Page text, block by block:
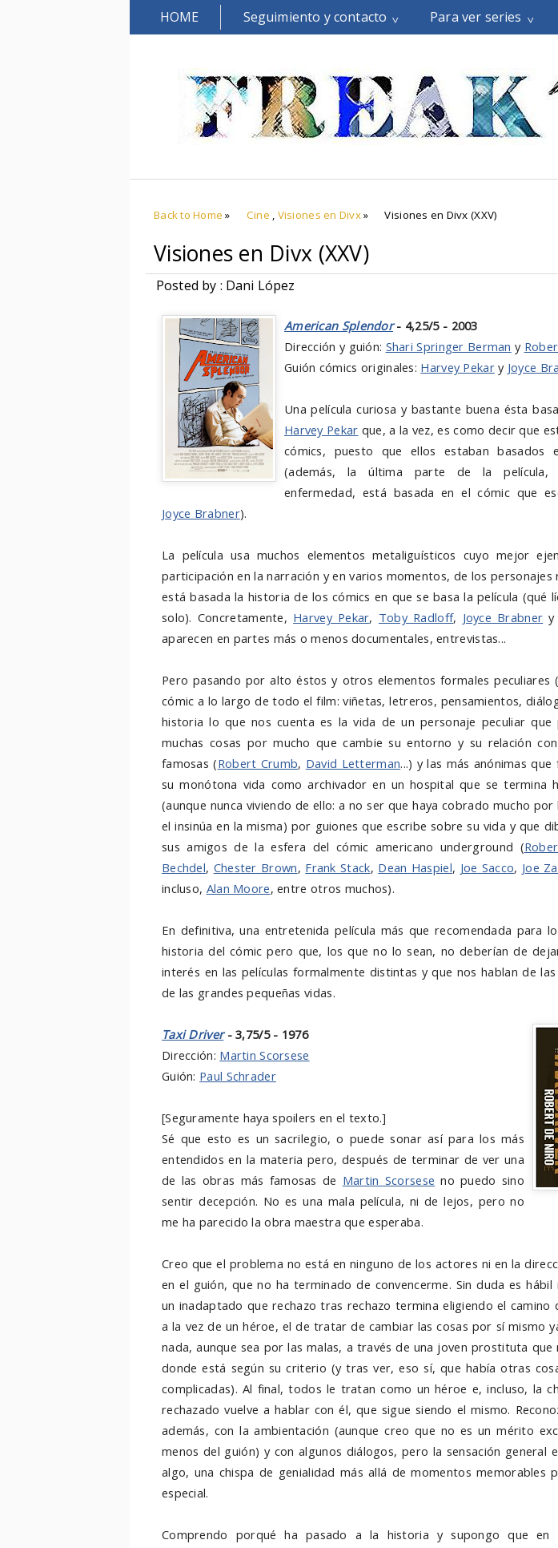
HOME Seguimiento y contacto Para ver series
Back to Home » Cine , Visiones en Divx» Visiones en Divx (XXV)
Visiones en Divx (XXV)
Posted by : Dani López
American Splendor- 4,25/5 - 2003
Dirección y guión: Shari Springer Berman y
Guión cómics originales: Harvey Pekary Joyce
Una película curiosa y bastante buena ésta
Harvey Pekar que, a la vez, es como decir que
cómics, puesto que ellos estaban basados
(además, la última parte de la película,
enfermedad, está basada en el cómic que
Joyce Brabner).
La película usa muchos elementos metaliguísticos cuyo mejor
participación en la narración y en varios momentos, de los personajes
está basada la historia de los cómics en que se basa la película (qué
solo). Concretamente, Harvey Pekar, Toby Radloff, Joyce Brabner y
aparecen en partes más o menos documentales, entrevistas...
Pero pasando por alto éstos y otros elementos formales peculiares
cómic a lo largo de todo el film: viñetas, letreros, pensamientos,
historia lo que nos cuenta es la vida de un personaje peculiar que
muchas cosas por mucho que cambie su entorno y su relación
famosas (Robert Crumb, David Letterman...) y las más anónimas
su monótona vida como archivador en un hospital que se termina
(aunque nunca viviendo de ello: a no ser que haya cobrado mucho por
el insinúa en la misma) por guiones que escribe sobre su vida y que
sus amigos de la esfera del cómic americano underground (
Bechdel, Chester Brown, Frank Stack, Dean Haspiel, Joe Sacco, Joe
incluso, Alan Moore, entre otros muchos).
En definitiva, una entretenida película más que recomendada para
historia del cómic pero que, los que no lo sean, no deberían de
interés en las películas formalmente distintas y que nos hablan de las
de las grandes pequeñas vidas.
Taxi Driver- 3,75/5 - 1976
Dirección: Martin Scorsese
Guión: Paul Schrader
[Seguramente haya spoilers en el texto.]
Sé que esto es un sacrilegio, o puede sonar así para los más
entendidos en la materia pero, después de terminar de ver una
de las obras más famosas de Martin Scorsese no puedo sino
sentir decepción. No es una mala película, ni de lejos, pero no
me ha parecido la obra maestra que esperaba.
Creo que el problema no está en ninguno de los actores ni en la
en el guión, que no ha terminado de convencerme. Sin duda es
un inadaptado que rechazo tras rechazo termina eligiendo el camino
a la vez de un héroe, el de tratar de cambiar las cosas por sí mismo
nada, aunque sea por las malas, a través de una joven prostituta
donde está según su criterio (y tras ver, eso sí, que había otras
complicadas). Al final, todos le tratan como un héroe e, incluso, la
rechazado vuelve a hablar con él, que sigue siendo el mismo.
además, con la ambientación (aunque creo que no es un mérito
menos del guión) y con algunos diálogos, pero la sensación general
algo, una chispa de genialidad más allá de momentos memorables
especial.
Comprendo porqué ha pasado a la historia y supongo que en